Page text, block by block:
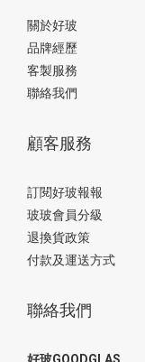
關於好玻
品牌經歷
客製服務
聯絡我們
顧客服務
訂閱好玻報報
玻玻會員分級
退換貨政策
付款及運送方式
聯絡我們
好玻GOODGLAS